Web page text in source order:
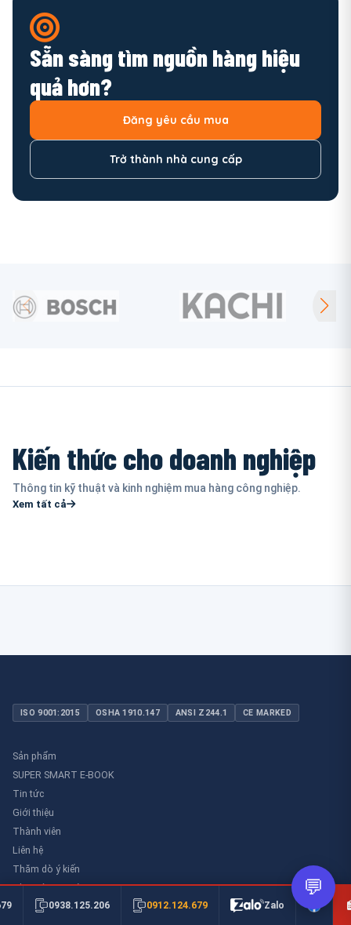
Sẵn sàng tìm nguồn hàng hiệu
quả hơn?
Đăng yêu cầu mua
Trở thành nhà cung cấp
Kiến thức cho doanh nghiệp
Thông tin kỹ thuật và kinh nghiệm mua hàng công nghiệp.
Xem tất cả
ISO 9001:2015 OSHA 1910.147 ANSI Z244.1 CE MARKED
Sản phẩm
SUPER SMART E-BOOK
Tin tức
Giới thiệu
Thành viên
Liên hệ
Thăm dò ý kiến
Thư viên an toàn
0938.125.206 0912.124.679 Zalo
💬